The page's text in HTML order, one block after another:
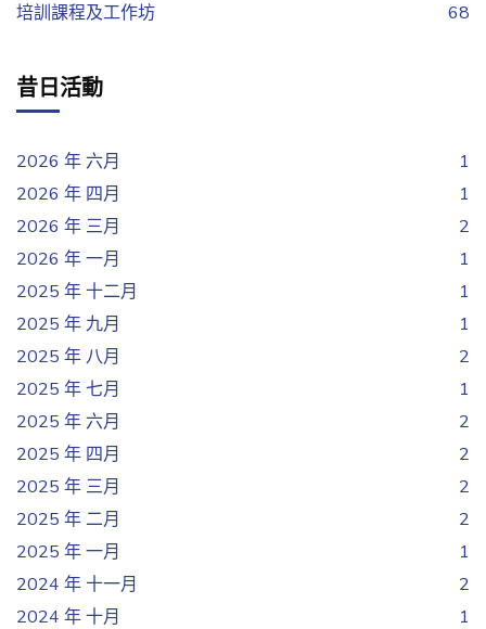
培訓課程及工作坊
68
昔日活動
2026 年 六月
1
2026 年 四月
1
2026 年 三月
2
2026 年 一月
1
2025 年 十二月
1
2025 年 九月
1
2025 年 八月
2
2025 年 七月
1
2025 年 六月
2
2025 年 四月
2
2025 年 三月
2
2025 年 二月
2
2025 年 一月
1
2024 年 十一月
2
2024 年 十月
1